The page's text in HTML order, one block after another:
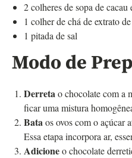
2 colheres de sopa de cacau
1 colher de chá de extrato
1 pitada de sal
Modo de
Derretao chocolate com a
ficar uma mistura
Bataos ovos com o açúcar
Essa etapa incorpora ar,
Adicioneo chocolate